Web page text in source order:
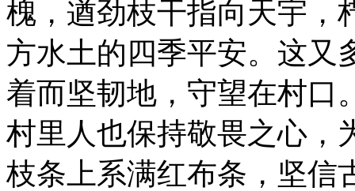
槐，遒劲枝干指向天宇，
方水土的四季平安。这又
着而坚韧地，守望在村口
村里人也保持敬畏之心，
枝条上系满红布条，坚信